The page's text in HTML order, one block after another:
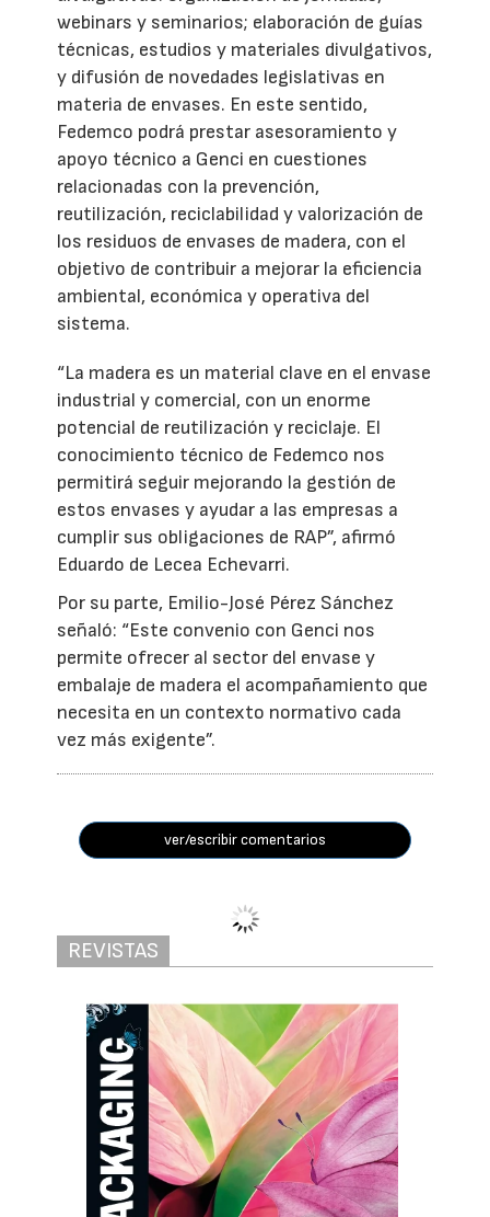
webinars y seminarios; elaboración de guías
técnicas, estudios y materiales divulgativos,
y difusión de novedades legislativas en
materia de envases. En este sentido,
Fedemco podrá prestar asesoramiento y
apoyo técnico a Genci en cuestiones
relacionadas con la prevención,
reutilización, reciclabilidad y valorización de
los residuos de envases de madera, con el
objetivo de contribuir a mejorar la eficiencia
ambiental, económica y operativa del
sistema.
“La madera es un material clave en el envase
industrial y comercial, con un enorme
potencial de reutilización y reciclaje. El
conocimiento técnico de Fedemco nos
permitirá seguir mejorando la gestión de
estos envases y ayudar a las empresas a
cumplir sus obligaciones de RAP”, afirmó
Eduardo de Lecea Echevarri.
Por su parte, Emilio-José Pérez Sánchez
señaló: “Este convenio con Genci nos
permite ofrecer al sector del envase y
embalaje de madera el acompañamiento que
necesita en un contexto normativo cada
vez más exigente”.
ver/escribir comentarios
Gabriel López Ruiz,
Sigaus y Genci
Redacción Interempresas 31/07/2026
7148
Los Consejos de Administración deSistema